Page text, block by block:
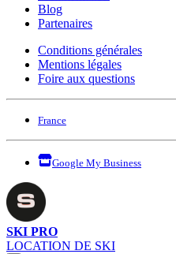
Blog
Partenaires
Conditions générales
Mentions légales
Foire aux questions
France
Google My Business
SKI PRO
LOCATION DE SKI